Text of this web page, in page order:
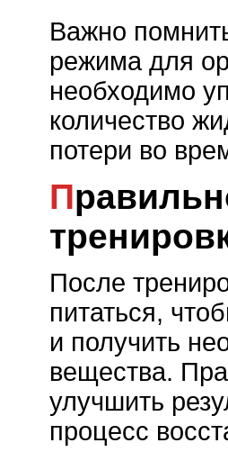
Важно
режима для
необходимо
количество
потери во
Правильное питание после
После
питаться,
и получить
вещества.
улучшить
процесс